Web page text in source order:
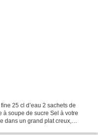
25 cl d’eau 2 sachets de
à soupe de sucre Sel à votre
dans un grand plat creux,